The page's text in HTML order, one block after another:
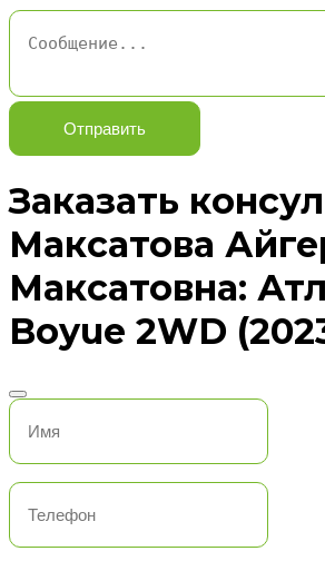
Отправить
Заказать
Максатова
Максатовна:
Boyue 2WD